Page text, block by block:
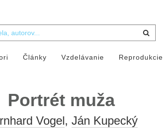
Články Vzdelávanie Reprodukcie
Portrét muža
Vogel, Ján Kupecký